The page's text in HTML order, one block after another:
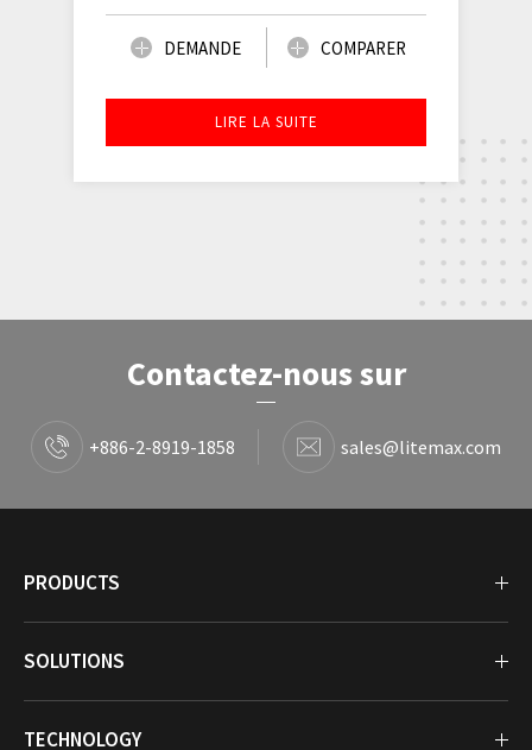
DEMANDE COMPARER
LIRE LA SUITE
Contactez-nous sur
+886-2-8919-1858 sales@litemax.com
PRODUCTS
SOLUTIONS
TECHNOLOGY